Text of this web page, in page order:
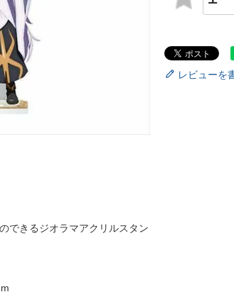
できるジオラマアクリルスタン
レビューを